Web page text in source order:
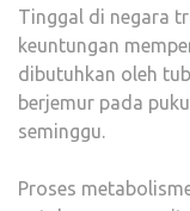
Tinggal di negara
keuntungan
dibutuhkan oleh
berjemur pada
seminggu.
Proses